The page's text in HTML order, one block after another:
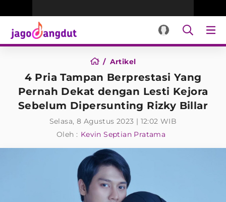
Artikel
4 Pria Tampan Berprestasi Yang
Pernah Dekat dengan Lesti Kejora
Sebelum Dipersunting Rizky Billar
Selasa, 8 Agustus 2023 | 12:02 WIB
Oleh : Kevin Septian Pratama